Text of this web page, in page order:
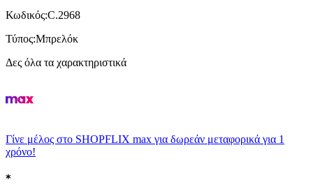
Κωδικός:C.2968
Τύπος:Μπρελόκ
Δες όλα τα χαρακτηριστικά
Γίνε μέλος στο SHOPFLIX max για δωρεάν μεταφορικά για 1
χρόνο!